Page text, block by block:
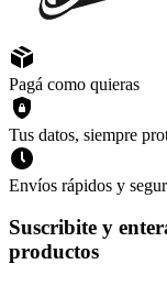
Pagá como quieras
Tus datos, siempre
Envíos rápidos y
Suscribite y
productos